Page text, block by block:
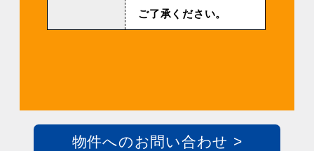
ご了承ください。
物件へのお問い合わせ >